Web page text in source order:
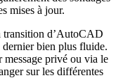
mises à jour.
transition d’AutoCAD
dernier bien plus fluide.
privé ou via le
sur les différentes